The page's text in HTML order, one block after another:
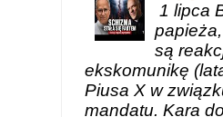
1 lipca
są
ekskomunikę
Piusa X w
mandatu. Kara